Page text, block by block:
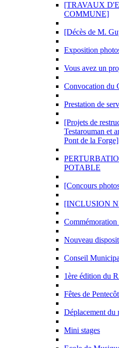
[TRAVAUX
COMMUNE]
[Décès de M.
Exposition
Vous avez un
Convocation du
Prestation de
[Projets de
Testarouman et
Pont de la Forge]
POTABLE
[Concours
[INCLUSION
Nouveau
Conseil
1ère édition du
Fêtes de
Déplacement du
Mini stages